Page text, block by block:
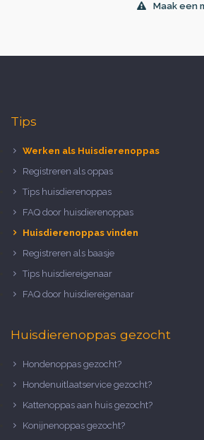
Maak een
Tips
Werken als Huisdierenoppas
Registreren als oppas
Tips huisdierenoppas
FAQ door huisdierenoppas
Huisdierenoppas vinden
Registreren als baasje
Tips huisdiereigenaar
FAQ door huisdiereigenaar
Huisdierenoppas gezocht
Hondenoppas gezocht?
Hondenuitlaatservice gezocht?
Kattenoppas aan huis gezocht?
Konijnenoppas gezocht?